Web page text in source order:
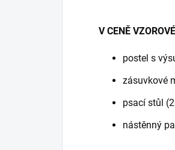
V CENĚ
postel s
zásuvkové
psací stůl
nástěnný